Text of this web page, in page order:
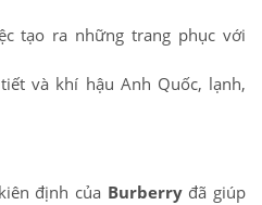
tạo ra những trang phục với
và khí hậu Anh Quốc, lạnh,
định của Burberryđã giúp